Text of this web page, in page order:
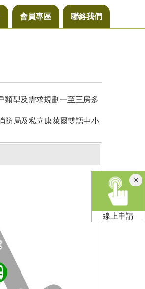
會員專區 聯絡我們
類型及需求規劃一至三房多
防局及私立康萊爾雙語中小
×關
閉
線上申請